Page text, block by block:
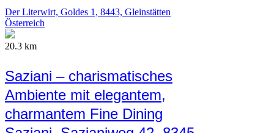
Der Literwirt, Goldes 1, 8443, Gleinstätten
Österreich
20.3 km
Saziani – charismatisches
Ambiente mit elegantem,
charmantem Fine Dining